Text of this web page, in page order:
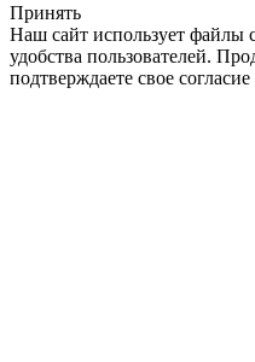
Принять
Наш сайт использует файлы
удобства пользователей.
подтверждаете свое